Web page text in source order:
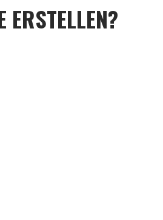
ERSTELLEN?